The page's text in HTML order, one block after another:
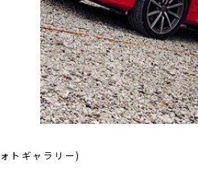
トギャラリー)